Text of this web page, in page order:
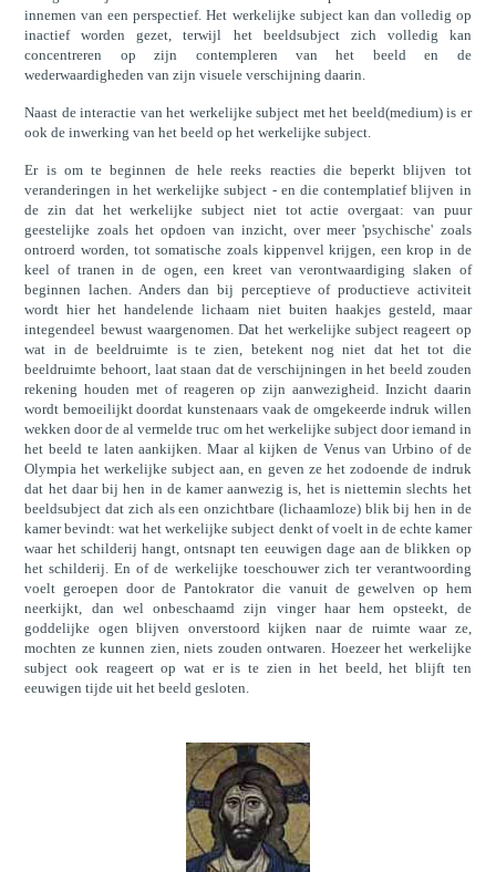
innemen van een perspectief. Het werkelijke subject kan dan volledig op
inactief worden gezet, terwijl het beeldsubject zich volledig kan
concentreren op zijn contempleren van het beeld en de
wederwaardigheden van zijn visuele verschijning daarin.
Naast de interactie van het werkelijke subject met het beeld(medium) is er
ook de inwerking van het beeld op het werkelijke subject.
Er is om te beginnen de hele reeks reacties die beperkt blijven tot
veranderingen in het werkelijke subject - en die contemplatief blijven in
de zin dat het werkelijke subject niet tot actie overgaat: van puur
geestelijke zoals het opdoen van inzicht, over meer 'psychische' zoals
ontroerd worden, tot somatische zoals kippenvel krijgen, een krop in de
keel of tranen in de ogen, een kreet van verontwaardiging slaken of
beginnen lachen. Anders dan bij perceptieve of productieve activiteit
wordt hier het handelende lichaam niet buiten haakjes gesteld, maar
integendeel bewust waargenomen. Dat het werkelijke subject reageert op
wat in de beeldruimte is te zien, betekent nog niet dat het tot die
beeldruimte behoort, laat staan dat de verschijningen in het beeld zouden
rekening houden met of reageren op zijn aanwezigheid. Inzicht daarin
wordt bemoeilijkt doordat kunstenaars vaak de omgekeerde indruk willen
wekken door de al vermelde truc om het werkelijke subject door iemand in
het beeld te laten aankijken. Maar al kijken de Venus van Urbino of de
Olympia het werkelijke subject aan, en geven ze het zodoende de indruk
dat het daar bij hen in de kamer aanwezig is, het is niettemin slechts het
beeldsubject dat zich als een onzichtbare (lichaamloze) blik bij hen in de
kamer bevindt: wat het werkelijke subject denkt of voelt in de echte kamer
waar het schilderij hangt, ontsnapt ten eeuwigen dage aan de blikken op
het schilderij. En of de werkelijke toeschouwer zich ter verantwoording
voelt geroepen door de Pantokrator die vanuit de gewelven op hem
neerkijkt, dan wel onbeschaamd zijn vinger haar hem opsteekt, de
goddelijke ogen blijven onverstoord kijken naar de ruimte waar ze,
mochten ze kunnen zien, niets zouden ontwaren. Hoezeer het werkelijke
subject ook reageert op wat er is te zien in het beeld, het blijft ten
eeuwigen tijde uit het beeld gesloten.